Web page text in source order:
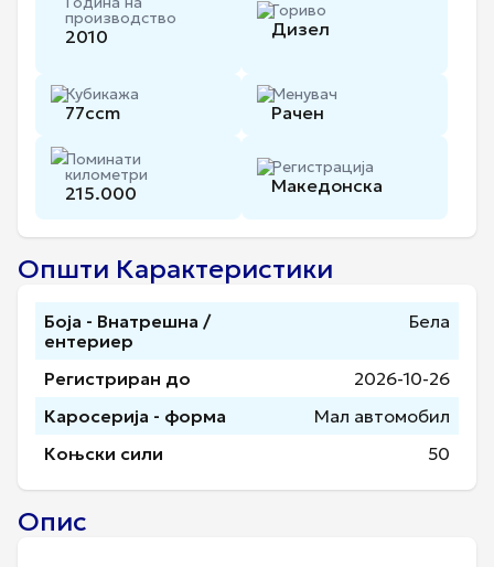
производство
2010
Гориво
Дизел
Кубикажа
77ccm
Менувач
Рачен
Поминати
километри
215.000
Регистрација
Македонска
Општи Карактеристики
Боја - Внатрешна /
ентериер
Бела
Регистриран до
2026-10-26
Каросерија - форма
Мал автомобил
Коњски сили
50
Опис